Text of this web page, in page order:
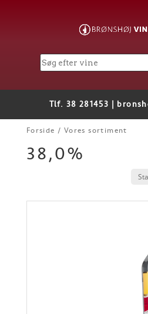
Tlf. 38 281453 |
Forside / Vores sortiment
38,0%